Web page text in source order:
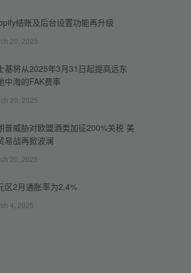
结账及后台设置功能再升级
20, 2025
基将从2025年3月31日起提高远东
中海的FAK费率
20, 2025
普威胁对欧盟酒类加征200%关税 美
易战再掀波澜
20, 2025
区2月通胀率为2.4%
4, 2025